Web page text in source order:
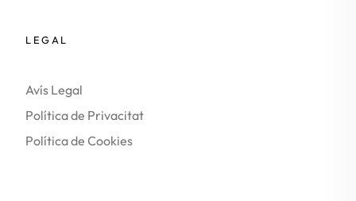
LEGAL
Avís Legal
Política de Privacitat
Política de Cookies